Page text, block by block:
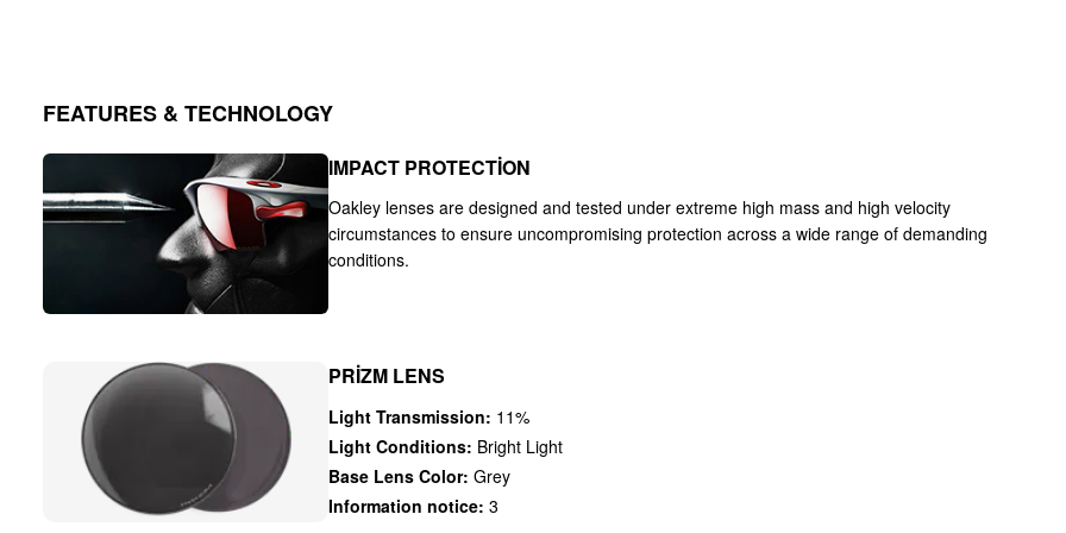
FEATURES & TECHNOLOGY
IMPACT PROTECTION
Oakley lenses are designed and tested under extreme high mass and high velocity
circumstances to ensure uncompromising protection across a wide range of demanding
conditions.
PRIZM LENS
Light Transmission: 11%
Light Conditions: Bright Light
Base Lens Color: Grey
Information notice: 3